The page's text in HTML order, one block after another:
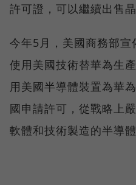
許可證，可以繼續出售晶
今年5月，美國商務部
使用美國技術替華為生
用美國半導體裝置為華
國申請許可，從戰略上
軟體和技術製造的半導體